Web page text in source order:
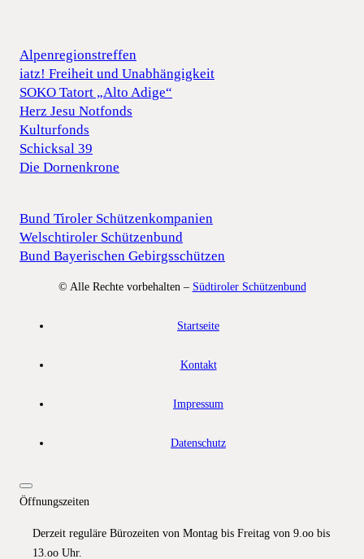
Alpenregionstreffen
iatz! Freiheit und Unabhängigkeit
SOKO Tatort „Alto Adige“
Herz Jesu Notfonds
Kulturfonds
Schicksal 39
Die Dornenkrone
Bund Tiroler Schützenkompanien
Welschtiroler Schützenbund
Bund Bayerischen Gebirgsschützen
© Alle Rechte vorbehalten – Südtiroler Schützenbund
Startseite
Kontakt
Impressum
Datenschutz
Öffnungszeiten
Derzeit reguläre Bürozeiten von Montag bis Freitag von 9.oo bis
13.oo Uhr.